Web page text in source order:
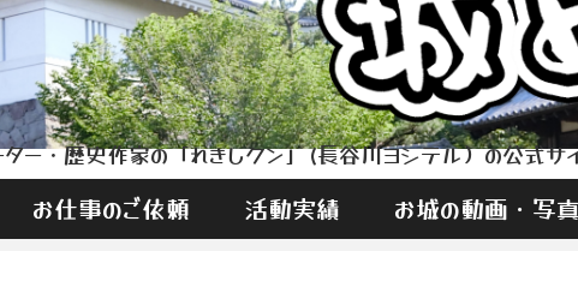
ー・歴史作家の「れきしクン」(長谷川ヨシテル）の公式サ
お仕事のご依頼 活動実績 お城の動画・写